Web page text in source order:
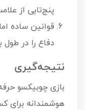
پنج‌تایی از
قوانین ساده
دفاع را در
نتیجه‌گیری
هوشمندانه برای